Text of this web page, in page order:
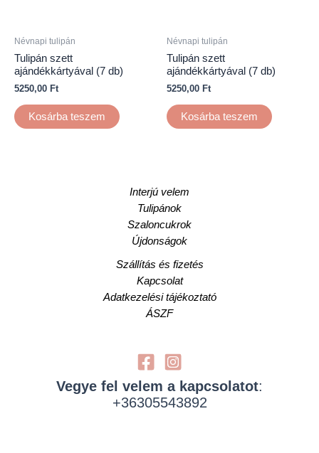
Névnapi tulipán
Tulipán szett
ajándékkártyával (7 db)
5250,00 Ft
Kosárba teszem
Névnapi tulipán
Tulipán szett
ajándékkártyával (7 db)
5250,00 Ft
Kosárba teszem
Interjú velem
Tulipánok
Szaloncukrok
Újdonságok
Szállítás és fizetés
Kapcsolat
Adatkezelési tájékoztató
ÁSZF
Vegye fel velem a kapcsolatot:
+36305543892